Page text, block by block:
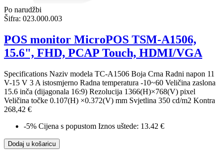
Po narudžbi
Šifra: 023.000.003
POS monitor MicroPOS TSM-A1506,
15.6", FHD, PCAP Touch, HDMI/VGA
Specifications Naziv modela TC-A1506 Boja Crna Radni napon 11
V-15 V 3 A istosmjerno Radna temperatura -10~60 Veličina zaslona
15.6 inča (dijagonala 16:9) Rezolucija 1366(H)×768(V) pixel
Veličina točke 0.107(H) ×0.372(V) mm Svjetlina 350 cd/m2 Kontra
268,42 €
-5% Cijena s popustom Iznos uštede: 13.42 €
Dodaj u košaricu